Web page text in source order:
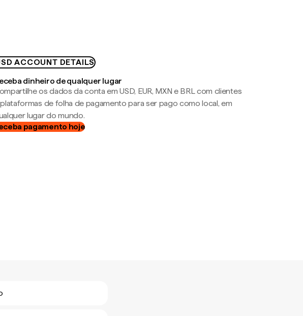
ACCOUNT DETAILS
dinheiro de qualquer lugar
os dados da conta em USD, EUR, MXN e BRL com clientes
de folha de pagamento para ser pago como local, em
lugar do mundo.
pagamento hoje